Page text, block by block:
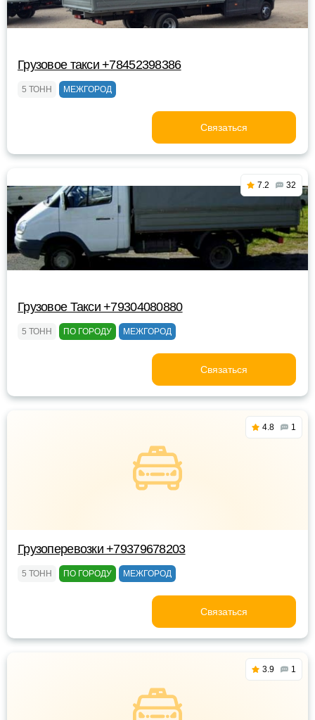
Грузовое такси +78452398386
5 ТОНН МЕЖГОРОД
Связаться
7.2 32
Грузовое Такси +79304080880
5 ТОНН ПО ГОРОДУ МЕЖГОРОД
Связаться
4.8 1
Грузоперевозки +79379678203
5 ТОНН ПО ГОРОДУ МЕЖГОРОД
Связаться
3.9 1